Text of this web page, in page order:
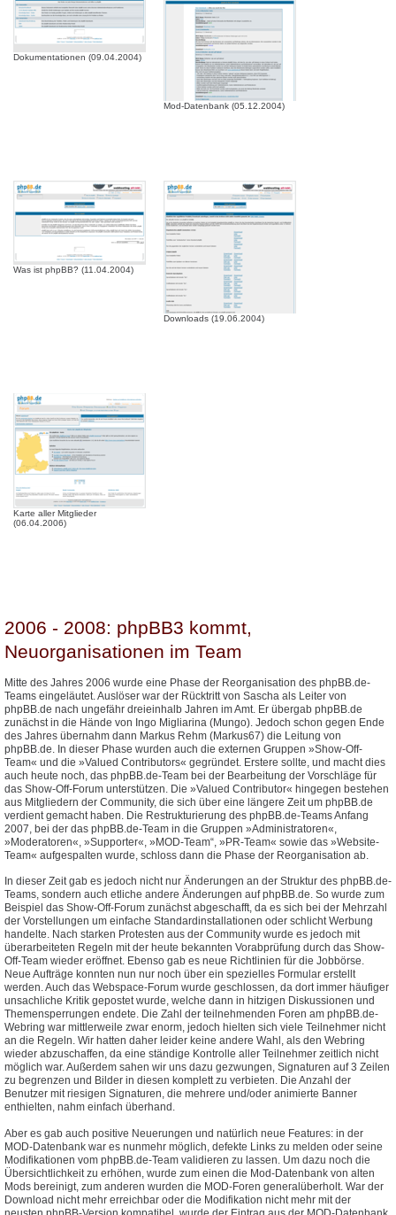
Dokumentationen (09.04.2004)
Mod-Datenbank (05.12.2004)
Was ist phpBB? (11.04.2004)
Downloads (19.06.2004)
Karte aller Mitglieder
(06.04.2006)
2006 - 2008: phpBB3 kommt,
Neuorganisationen im Team
Mitte des Jahres 2006 wurde eine Phase der Reorganisation des phpBB.de-
Teams eingeläutet. Auslöser war der Rücktritt von Sascha als Leiter von
phpBB.de nach ungefähr dreieinhalb Jahren im Amt. Er übergab phpBB.de
zunächst in die Hände von Ingo Migliarina (Mungo). Jedoch schon gegen Ende
des Jahres übernahm dann Markus Rehm (Markus67) die Leitung von
phpBB.de. In dieser Phase wurden auch die externen Gruppen »Show-Off-
Team« und die »Valued Contributors« gegründet. Erstere sollte, und macht dies
auch heute noch, das phpBB.de-Team bei der Bearbeitung der Vorschläge für
das Show-Off-Forum unterstützen. Die »Valued Contributor« hingegen bestehen
aus Mitgliedern der Community, die sich über eine längere Zeit um phpBB.de
verdient gemacht haben. Die Restrukturierung des phpBB.de-Teams Anfang
2007, bei der das phpBB.de-Team in die Gruppen »Administratoren«,
»Moderatoren«, »Supporter«, »MOD-Team“, »PR-Team« sowie das »Website-
Team« aufgespalten wurde, schloss dann die Phase der Reorganisation ab.
In dieser Zeit gab es jedoch nicht nur Änderungen an der Struktur des phpBB.de-
Teams, sondern auch etliche andere Änderungen auf phpBB.de. So wurde zum
Beispiel das Show-Off-Forum zunächst abgeschafft, da es sich bei der Mehrzahl
der Vorstellungen um einfache Standardinstallationen oder schlicht Werbung
handelte. Nach starken Protesten aus der Community wurde es jedoch mit
überarbeiteten Regeln mit der heute bekannten Vorabprüfung durch das Show-
Off-Team wieder eröffnet. Ebenso gab es neue Richtlinien für die Jobbörse.
Neue Aufträge konnten nun nur noch über ein spezielles Formular erstellt
werden. Auch das Webspace-Forum wurde geschlossen, da dort immer häufiger
unsachliche Kritik gepostet wurde, welche dann in hitzigen Diskussionen und
Themensperrungen endete. Die Zahl der teilnehmenden Foren am phpBB.de-
Webring war mittlerweile zwar enorm, jedoch hielten sich viele Teilnehmer nicht
an die Regeln. Wir hatten daher leider keine andere Wahl, als den Webring
wieder abzuschaffen, da eine ständige Kontrolle aller Teilnehmer zeitlich nicht
möglich war. Außerdem sahen wir uns dazu gezwungen, Signaturen auf 3 Zeilen
zu begrenzen und Bilder in diesen komplett zu verbieten. Die Anzahl der
Benutzer mit riesigen Signaturen, die mehrere und/oder animierte Banner
enthielten, nahm einfach überhand.
Aber es gab auch positive Neuerungen und natürlich neue Features: in der
MOD-Datenbank war es nunmehr möglich, defekte Links zu melden oder seine
Modifikationen vom phpBB.de-Team validieren zu lassen. Um dazu noch die
Übersichtlichkeit zu erhöhen, wurde zum einen die Mod-Datenbank von alten
Mods bereinigt, zum anderen wurden die MOD-Foren generalüberholt. War der
Download nicht mehr erreichbar oder die Modifikation nicht mehr mit der